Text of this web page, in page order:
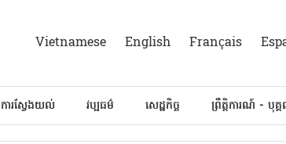
Vietnamese English Français
ការស្វែងយល់ វប្បធម៌ សេដ្ឋកិច្ច ព្រឹត្តិការណ៍ - បុគ្